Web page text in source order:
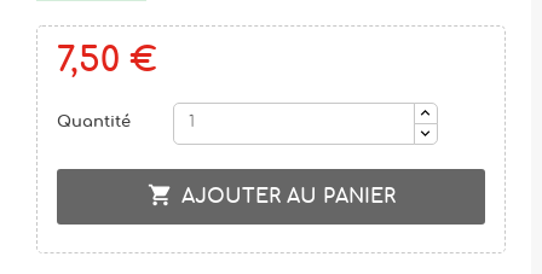
7,50 €
Quantité
 AJOUTER AU PANIER